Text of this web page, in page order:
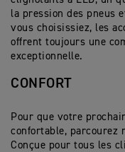
la pression des pneus
vous choisissiez, les
offrent toujours une
exceptionnelle.
CONFORT
Pour que votre
confortable, parcourez
Conçue pour tous les